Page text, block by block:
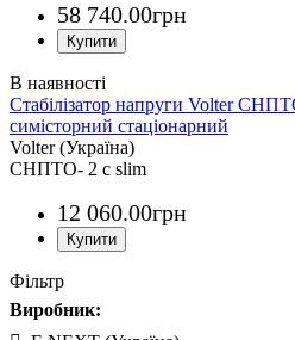
58 740.00грн
Стабілізатор напруги Volter
симісторний стаціонарний
Volter (Україна)
СНПТО- 2 с slim
12 060.00грн
Фільтр
Виробник: